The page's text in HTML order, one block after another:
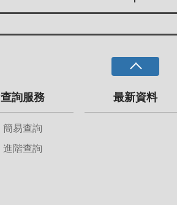
查詢服務
簡易查詢
進階查詢
最新資料